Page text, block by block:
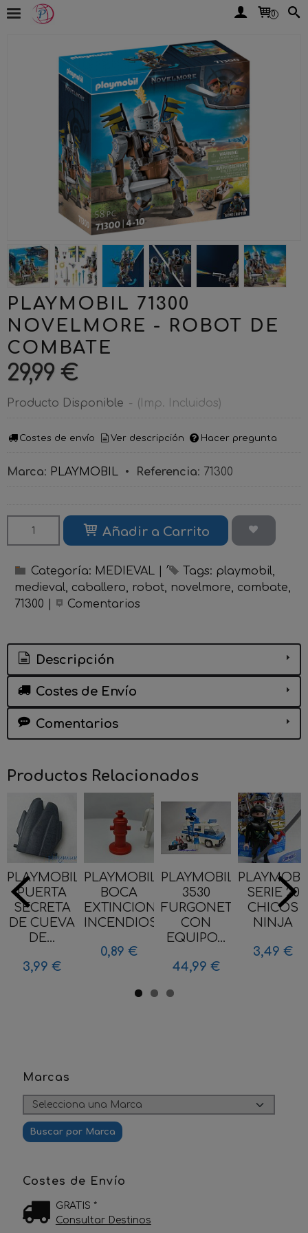
0
Marcas
Costes de Envío
GRATIS *
Consultar Destinos
PLAYMOBIL 71300
NOVELMORE - ROBOT DE
COMBATE
29,99 €
Producto Disponible - (Imp. Incluidos)
Costes de envío Ver descripción Hacer pregunta
Marca: PLAYMOBIL • Referencia: 71300
Añadir a Carrito
Categoría: MEDIEVAL Tags: playmobil
medieval caballero robot novelmore
combate
71300
Comentarios
Descripción
Costes de Envío
Comentarios
Productos Relacionados
PLAYMOBIL
PUERTA
SECRETA
DE CUEVA
DE...
3,99 €
PLAYMOBIL
BOCA
EXTINCION
INCENDIOS...
0,89 €
PLAYMOBIL
3530
FURGONETA
CON
EQUIPO...
44,99 €
SERIE 20
CHICOS
NINJA
3,49 €